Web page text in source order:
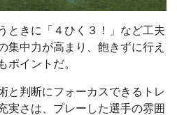
ときに「４ひく３！」など工夫
集中力が高まり、飽きずに行え
ポイントだ。
と判断にフォーカスできるトレ
実さは、プレーした選手の雰囲